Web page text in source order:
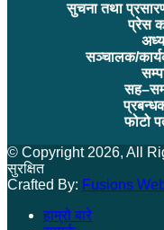
सुचना तथा प्रसारण
प्रेस
सञ्चालक/
फोटो
© Copyright 2026, All
सुरक्षित
Crafted By: Fusions
हाम्रो बारे